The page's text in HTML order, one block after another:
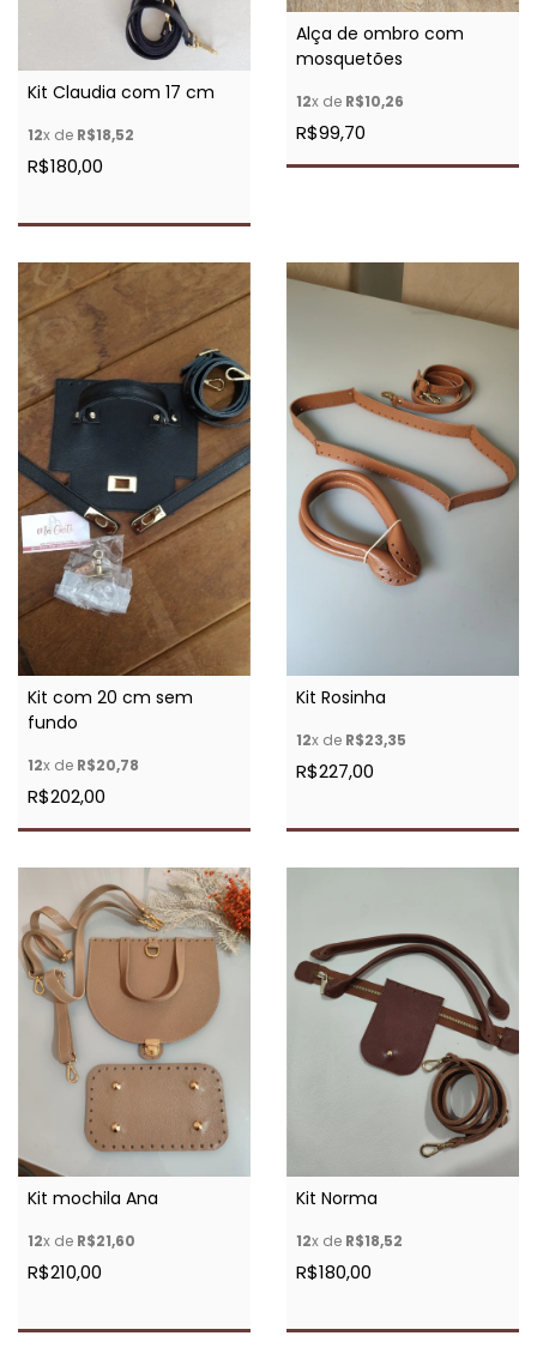
Kit Claudia com 17 cm
12x de R$18,52
R$180,00
Alça de ombro com
mosquetões
12x de R$10,26
R$99,70
Kit com 20 cm sem
fundo
12x de R$20,78
R$202,00
Kit Rosinha
12x de R$23,35
R$227,00
Kit mochila Ana
12x de R$21,60
R$210,00
Kit Norma
12x de R$18,52
R$180,00